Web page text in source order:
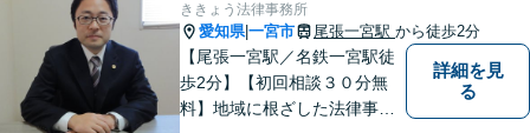
律の力があなたをお助けしま
す。
ききょう法律事務所
愛知県|一宮市 尾張一宮駅 から徒歩2分
【尾張一宮駅／名鉄一宮駅徒
歩2分】【初回相談３０分無
料】地域に根ざした法律事務
詳細を見
る